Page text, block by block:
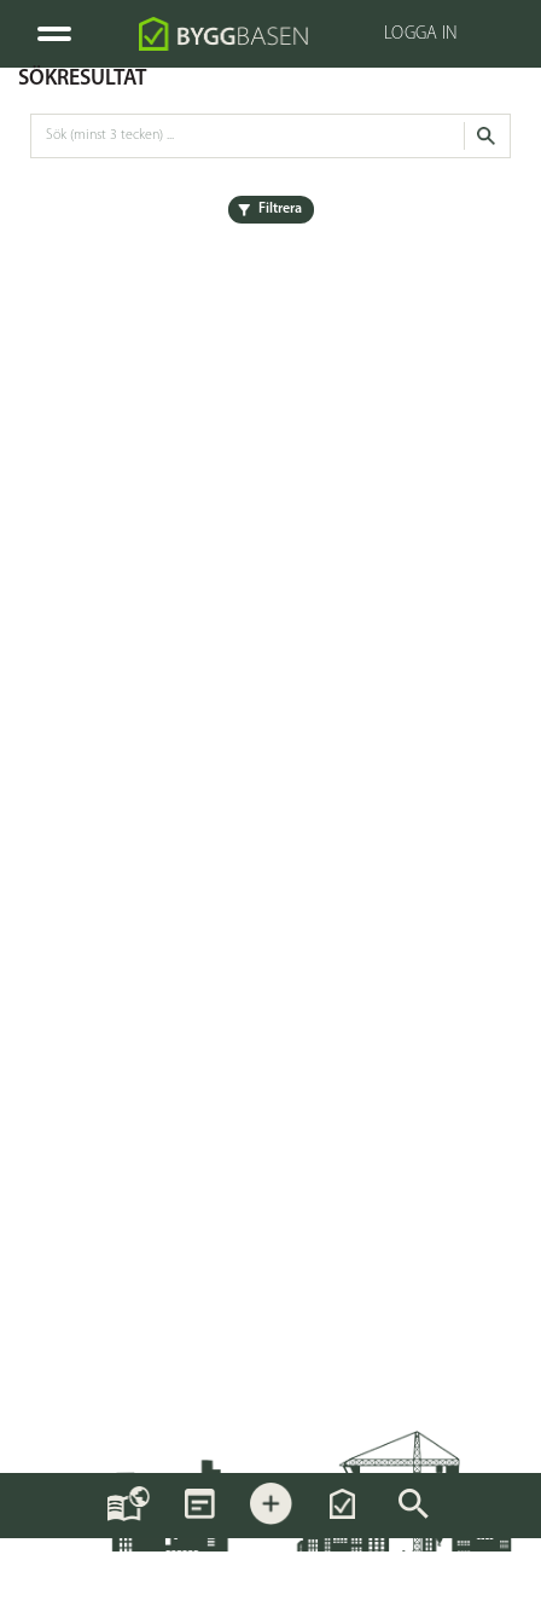
LOGGA IN
SÖKRESULTAT
Filtrera